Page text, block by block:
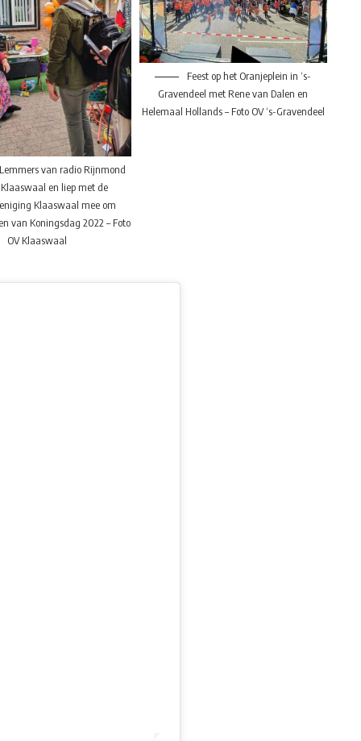
van radio Rijnmond
en liep met de
Klaaswaal mee om
van Koningsdag 2022 – Foto
OV Klaaswaal
Feest op het Oranjeplein in ‘s-
Gravendeel met Rene van Dalen en
Helemaal Hollands – Foto OV ‘s-Gravendeel